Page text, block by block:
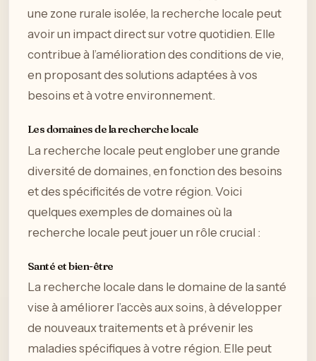
une zone rurale isolée, la recherche locale peut
avoir un impact direct sur votre quotidien. Elle
contribue à l’amélioration des conditions de vie,
en proposant des solutions adaptées à vos
besoins et à votre environnement.
Les domaines de la recherche locale
La recherche locale peut englober une grande
diversité de domaines, en fonction des besoins
et des spécificités de votre région. Voici
quelques exemples de domaines où la
recherche locale peut jouer un rôle crucial :
Santé et bien-être
La recherche locale dans le domaine de la santé
vise à améliorer l’accès aux soins, à développer
de nouveaux traitements et à prévenir les
maladies spécifiques à votre région. Elle peut